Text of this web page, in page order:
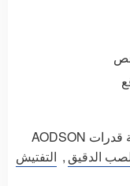
أو مراجعة قدرات AODSON
الدقيق , التفتيش